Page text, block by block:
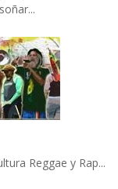
Reggae y Rap...